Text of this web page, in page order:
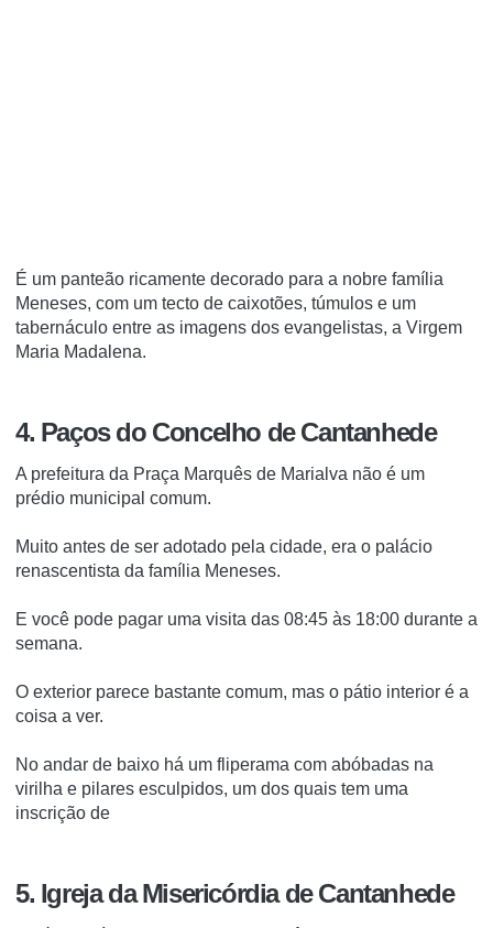
É um panteão ricamente decorado para a nobre família
Meneses, com um tecto de caixotões, túmulos e um
tabernáculo entre as imagens dos evangelistas, a Virgem
Maria Madalena.
4. Paços do Concelho de Cantanhede
A prefeitura da Praça Marquês de Marialva não é um
prédio municipal comum.
Muito antes de ser adotado pela cidade, era o palácio
renascentista da família Meneses.
E você pode pagar uma visita das 08:45 às 18:00 durante a
semana.
O exterior parece bastante comum, mas o pátio interior é a
coisa a ver.
No andar de baixo há um fliperama com abóbadas na
virilha e pilares esculpidos, um dos quais tem uma
inscrição de
5. Igreja da Misericórdia de Cantanhede